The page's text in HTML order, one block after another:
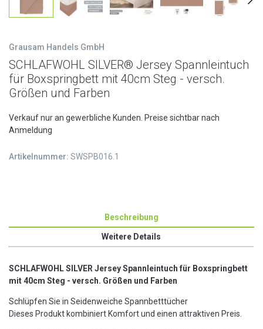
Grausam Handels GmbH
SCHLAFWOHL SILVER® Jersey Spannleintuch
für Boxspringbett mit 40cm Steg - versch.
Größen und Farben
Verkauf nur an gewerbliche Kunden. Preise sichtbar nach
Anmeldung
Artikelnummer: SWSPB016.1
Beschreibung
Weitere Details
SCHLAFWOHL SILVER Jersey Spannleintuch für Boxspringbett
mit 40cm Steg - versch. Größen und Farben
Schlüpfen Sie in Seidenweiche Spannbetttücher
Dieses Produkt kombiniert Komfort und einen attraktiven Preis.